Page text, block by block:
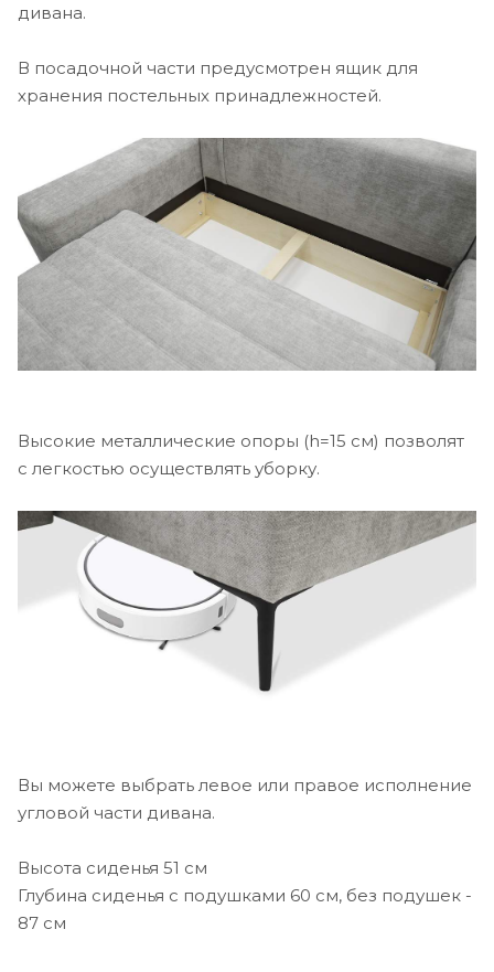
дивана.
В посадочной части предусмотрен ящик для
хранения постельных принадлежностей.
Высокие металлические опоры (h=15 см) позволят
с легкостью осуществлять уборку.
Вы можете выбрать левое или правое исполнение
угловой части дивана.
Высота сиденья 51 см
Глубина сиденья с подушками 60 см, без подушек -
87 см